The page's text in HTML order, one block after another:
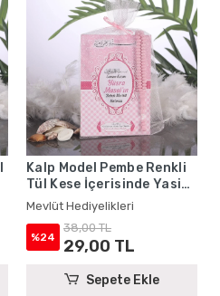
Kalp Model Pembe Renkli
Tül Kese İçerisinde Yasin
Kitabı ve Tesbih - Mevlüt
Hediyelikleri
Mevlüt Hediyelikleri
%24
38,00 TL
29,00 TL
Sepete Ekle